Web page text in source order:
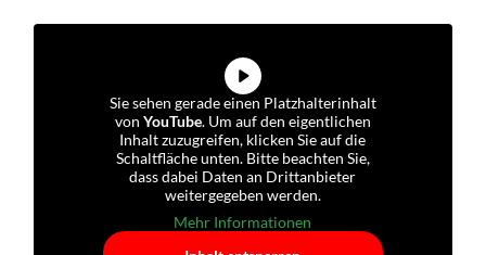
Sie sehen gerade einen Platzhalterinhalt
von YouTube. Um auf den eigentlichen
Inhalt zuzugreifen, klicken Sie auf die
Schaltfläche unten. Bitte beachten Sie,
dass dabei Daten an Drittanbieter
weitergegeben werden.
Mehr Informationen